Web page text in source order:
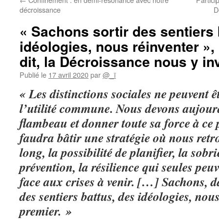
décroissance
« Sachons sortir des sentiers
idéologies, nous réinventer »,
dit, la Décroissance nous y
Publié le 17 avril 2020par@_ï
« Les distinctions sociales ne peuvent
l’utilité commune. Nous devons
flambeau et donner toute sa force à
faudra bâtir une stratégie où nous
long, la possibilité de planifier, la
prévention, la résilience qui seules
face aux crises à venir. […] Sachons,
des sentiers battus, des idéologies,
premier. »